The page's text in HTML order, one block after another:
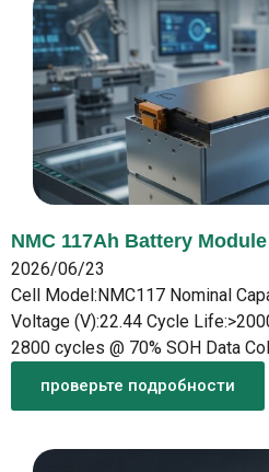
NMC 117Ah Battery Module
2026/06/23
Cell Model:NMC117 Nominal
Voltage (V):22.44 Cycle
2800 cycles @ 70% SOH Data
проверьте подробности